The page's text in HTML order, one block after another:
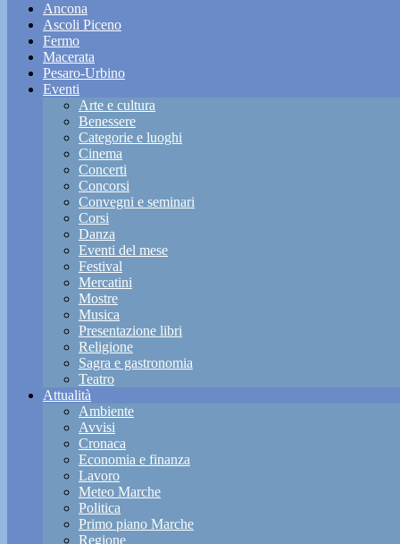
Ancona
Ascoli Piceno
Fermo
Macerata
Pesaro-Urbino
Eventi
Arte e cultura
Benessere
Categorie e luoghi
Cinema
Concerti
Concorsi
Convegni e seminari
Corsi
Danza
Eventi del mese
Festival
Mercatini
Mostre
Musica
Presentazione libri
Religione
Sagra e gastronomia
Teatro
Attualità
Ambiente
Avvisi
Cronaca
Economia e finanza
Lavoro
Meteo Marche
Politica
Primo piano Marche
Regione